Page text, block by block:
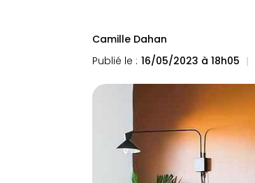
Camille Dahan
Publié le : 16/05/2023 à 18h05